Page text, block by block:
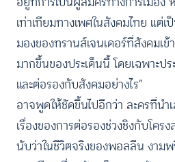
เท่าเทียมทางเพศในสังคมไทย แต่
มองของทรานส์เจนเดอร์ที่สังคมเข้
มากขึ้นของประเด็นนี้ โดยเฉพาะป
และต่อรองกับสังคมอย่างไร”
อาจพูดให้ชัดขึ้นไปอีกว่า ละครที่นำ
เรื่องของการต่อรองช่วงชิงกับโคร
นับว่าในชีวิตจริงของพอลลีน งาม